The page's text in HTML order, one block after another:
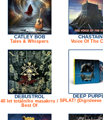
CATLEY BOB
Tales & Whispers
CHASTAIN
Voice Of The
DEBUSTROL
40 let totálního masakrru /
Best Of
DEEP
SPLAT!